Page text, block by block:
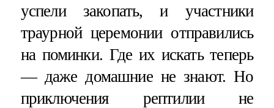
успели закопать, и участники
траурной церемонии отправились
на поминки. Где их искать теперь
— даже домашние не знают. Но
приключения рептилии не